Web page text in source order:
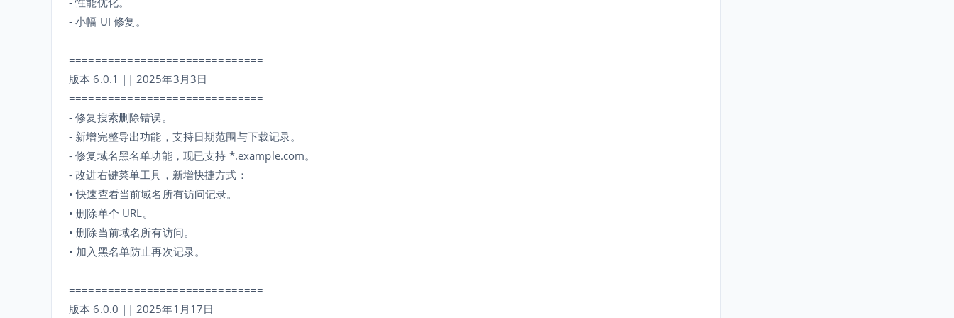
- 小幅 UI 修复。
==============================
版本 6.0.1 || 2025年3月3日
==============================
- 修复搜索删除错误。
- 新增完整导出功能，支持日期范围与下载记录。
- 修复域名黑名单功能，现已支持 *.example.com。
- 改进右键菜单工具，新增快捷方式：
• 快速查看当前域名所有访问记录。
• 删除单个 URL。
• 删除当前域名所有访问。
• 加入黑名单防止再次记录。
==============================
版本 6.0.0 || 2025年1月17日